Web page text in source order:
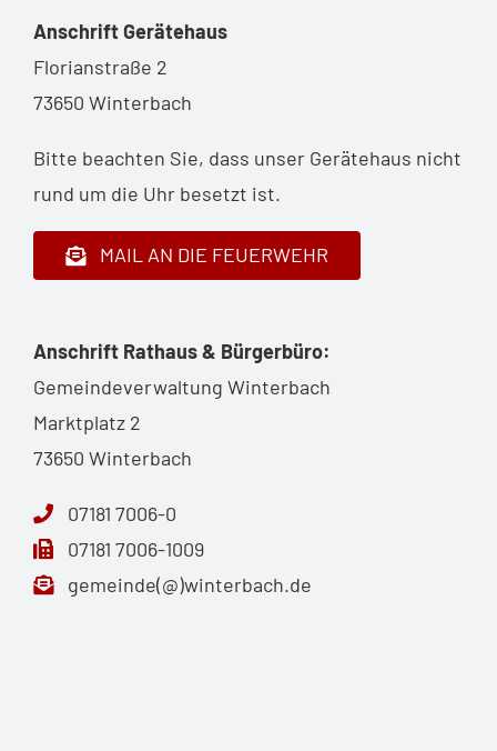
Anschrift Gerätehaus
Florianstraße 2
73650 Winterbach
Bitte beachten Sie, dass unser Gerätehaus nicht
rund um die Uhr besetzt ist.
MAIL AN DIE FEUERWEHR
Anschrift Rathaus & Bürgerbüro:
Gemeindeverwaltung Winterbach
Marktplatz 2
73650 Winterbach
07181 7006-0
07181 7006-1009
gemeinde(@)winterbach.de